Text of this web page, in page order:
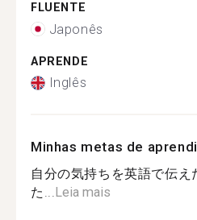
FLUENTE
Japonês
APRENDE
Inglês
Minhas metas de
自分の気持ちを英語で伝え
た...Leia mais